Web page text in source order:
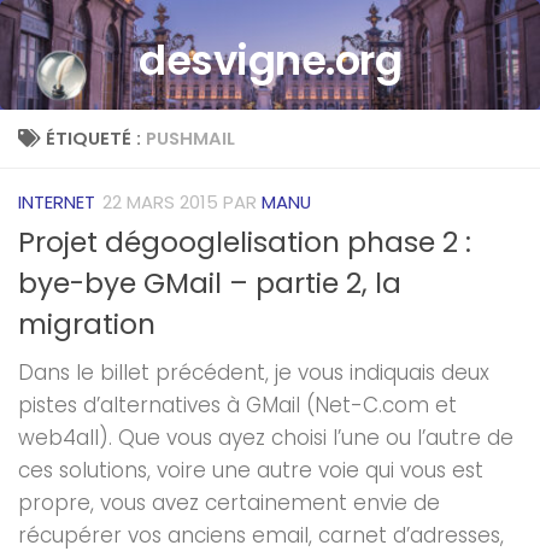
Skip to contentdesvigne.org
ÉTIQUETÉ : PUSHMAIL
INTERNET 22 MARS 2015 PAR MANU
Projet dégooglelisation phase 2 :
bye-bye GMail – partie 2, la
migration
Dans le billet précédent, je vous indiquais deux
pistes d’alternatives à GMail (Net-C.com et
web4all). Que vous ayez choisi l’une ou l’autre de
ces solutions, voire une autre voie qui vous est
propre, vous avez certainement envie de
récupérer vos anciens email, carnet d’adresses,